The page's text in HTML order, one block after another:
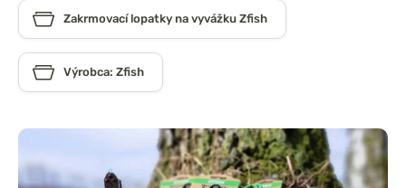
Zakrmovací lopatky na vyvážku Zfish
Výrobca: Zfish